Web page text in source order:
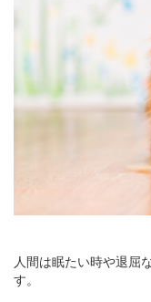
人間は眠たい時や退屈
す。